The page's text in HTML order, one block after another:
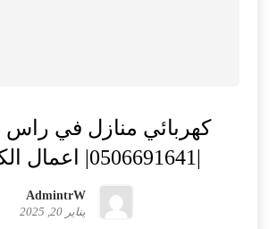
كهربائي منازل في راس
AdmintrW
يناير 20, 2025